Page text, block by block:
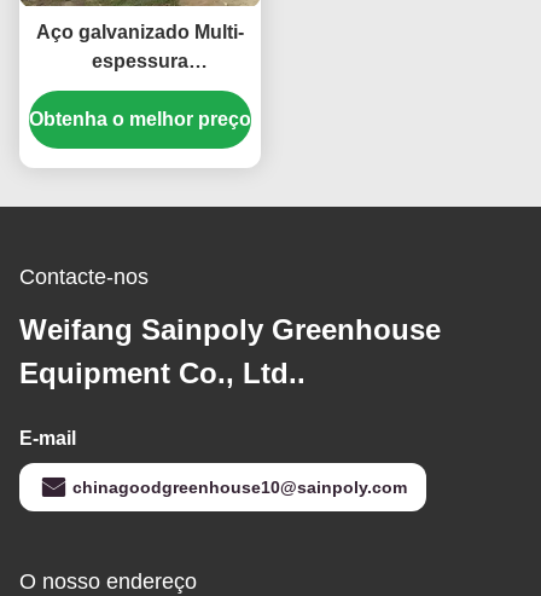
Aço galvanizado Multi-
espessura
Policarbonato
comercial Estufas
personalizadas
Obtenha o melhor preço
Contacte-nos
Weifang Sainpoly Greenhouse
Equipment Co., Ltd..
E-mail
chinagoodgreenhouse10@sainpoly.com
O nosso endereço